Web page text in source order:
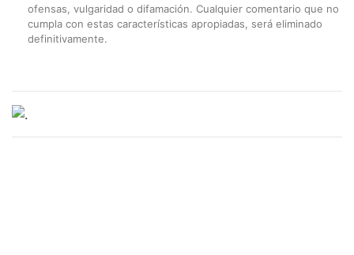
ofensas, vulgaridad o difamación. Cualquier comentario que no
cumpla con estas características apropiadas, será eliminado
definitivamente.